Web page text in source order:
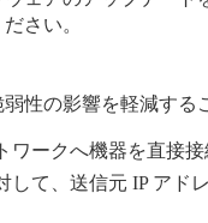
さい。
性の影響を軽減する
ワークへ機器を直接
て、送信元 IP アド